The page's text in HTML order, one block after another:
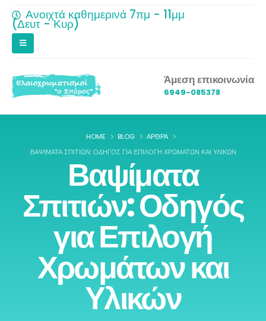
Ανοιχτά καθημερινά 7πμ - 11μμ
(Δευτ - Κυρ)
Άμεση επικοινωνία
6949-085378
HOME BLOG
ΆΡΘΡΑ
ΒΑΨΊΜΑΤΑ ΣΠΙΤΙΏΝ: ΟΔΗΓΌΣ ΓΙΑ ΕΠΙΛΟΓΉ ΧΡΩΜΆΤΩΝ ΚΑΙ ΥΛΙΚΏΝ
Βαψίματα
Σπιτιών: Οδηγός
για Επιλογή
Χρωμάτων και
Υλικών